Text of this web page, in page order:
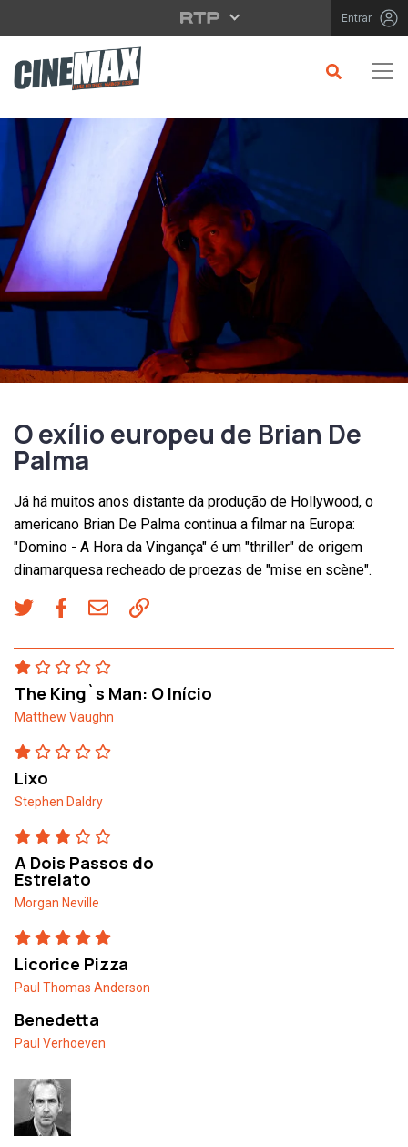
Saltar para o conteúdo principal Entrar
O exílio europeu de Brian De
Palma
Já há muitos anos distante da produção de Hollywood, o
americano Brian De Palma continua a filmar na Europa:
"Domino - A Hora da Vingança" é um "thriller" de origem
dinamarquesa recheado de proezas de "mise en scène".
The King`s Man: O Início
Matthew Vaughn
Lixo
Stephen Daldry
A Dois Passos do
Estrelato
Morgan Neville
Licorice Pizza
Paul Thomas Anderson
Benedetta
Paul Verhoeven